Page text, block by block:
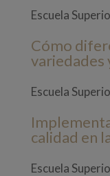
Escuela
Cómo
variedades
Escuela
calidad en
Escuela